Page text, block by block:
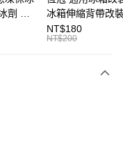
業銀行
際商業銀行
自動跳轉到大哥付的交易
未通過，訂單將自動取
付方式。 讓您購物簡單
劑 保
冰箱伸縮背帶改
NT$180
NT$200